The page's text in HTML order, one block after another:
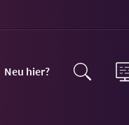
Neu hier?